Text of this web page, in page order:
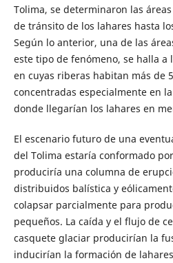
Tolima, se determinaron las
de tránsito de los lahares hasta
Según lo anterior, una de las
este tipo de fenómeno, se halla a
en cuyas riberas habitan más de
concentradas especialmente en
donde llegarían los lahares en
El escenario futuro de una
del Tolima estaría conformado
produciría una columna de
distribuidos balística y
colapsar parcialmente para
pequeños. La caída y el flujo de
casquete glaciar producirían la
inducirían la formación de